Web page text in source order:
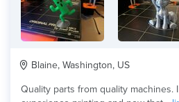
Blaine, Washington, US
Quality parts from quality machines.